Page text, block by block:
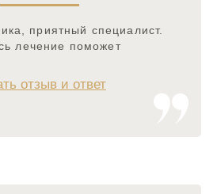
приятный специалист.
лечение поможет
отзыв и ответ